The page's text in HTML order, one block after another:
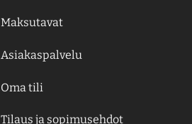
Maksutavat
Asiakaspalvelu
Oma tili
Tilaus ja sopimusehdot